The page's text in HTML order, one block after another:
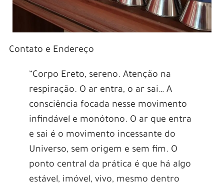
Contato e Endereço
“Corpo Ereto, sereno. Atenção na
respiração. O ar entra, o ar sai… A
consciência focada nesse movimento
infindável e monótono. O ar que entra
e sai é o movimento incessante do
Universo, sem origem e sem fim. O
ponto central da prática é que há algo
estável, imóvel, vivo, mesmo dentro